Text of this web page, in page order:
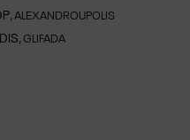
, ALEXANDROUPOLIS
, GLIFADA